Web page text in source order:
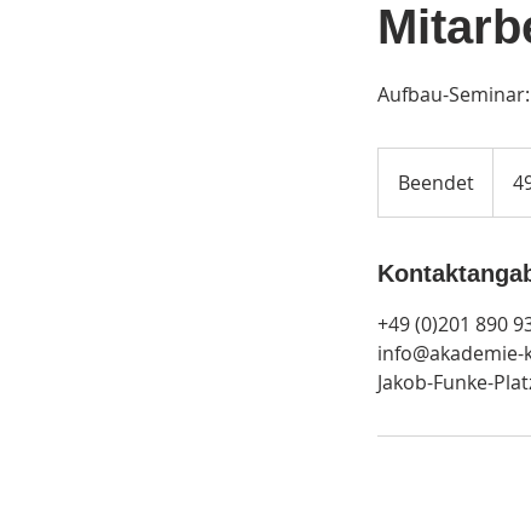
Aufbau-
Beendet
e
n
e
t
+49 (0)201 890
Jakob-Funke-